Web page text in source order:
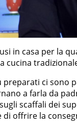
in casa per la
cucina
preparati ci sono
a farla da
scaffali dei
di offrire la